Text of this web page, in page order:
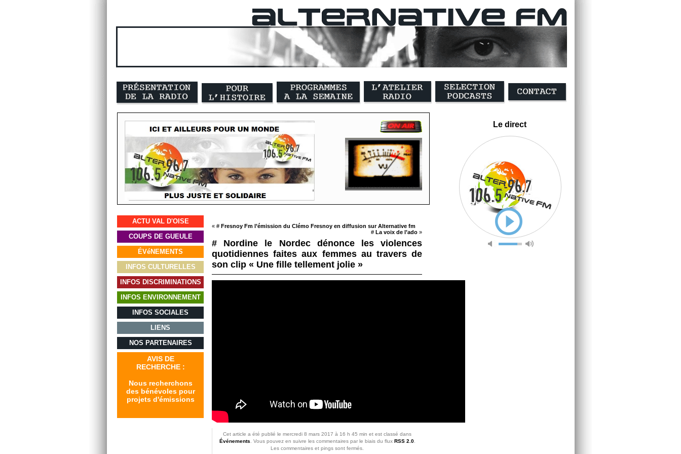
Le direct
ACTU VAL D'OISE
COUPS DE GUEULE
ÉVéNEMENTS
INFOS CULTURELLES
INFOS DISCRIMINATIONS
INFOS ENVIRONNEMENT
INFOS SOCIALES
LIENS
NOS PARTENAIRES
AVIS DE
RECHERCHE :
Nous recherchons
des bénévoles pour
projets d'émissions
« # Fresnoy Fm l’émission du Clémo Fresnoy en diffusion sur Alternative fm
# La voix de l’ado »
# Nordine le Nordec dénonce les violences
quotidiennes faites aux femmes au travers de
son clip « Une fille tellement jolie »
Cet article a été publié le mercredi 8 mars 2017 à 16 h 45 min et est classé dans
Événements . Vous pouvez en suivre les commentaires par le biais du flux RSS 2.0.
Les commentaires et pings sont fermés.